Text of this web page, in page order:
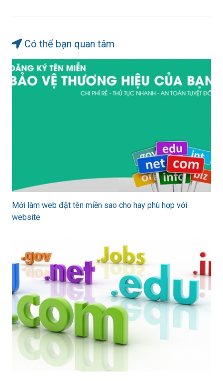
Có thể bạn quan tâm
Mới làm web đặt tên miền sao cho hay phù hợp với
website